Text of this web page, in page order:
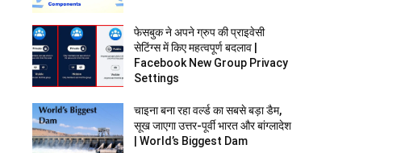
फेसबुक ने अपने ग्रुप की प्राइवेसी
सेटिंग्स में किए महत्वपूर्ण बदलाव |
Facebook New Group Privacy
Settings
चाइना बना रहा वर्ल्ड का सबसे बड़ा डैम,
सूख जाएगा उत्तर-पूर्वी भारत और बांग्‍लादेश
| World’s Biggest Dam